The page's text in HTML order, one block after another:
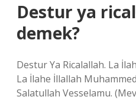
Destur ya
demek?
Destur Ya Ricalallah. La
La İlahe İllallah
Salatullah Vesselamu.